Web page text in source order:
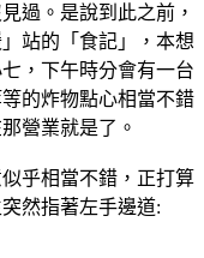
過。是說到此之前，
站的「食記」，本想
，下午時分會有一台
的炸物點心相當不錯
營業就是了。
乎相當不錯，正打算
然指著左手邊道: